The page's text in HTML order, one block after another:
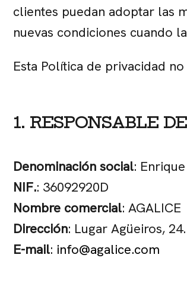
clientes puedan adoptar las
nuevas condiciones cuando
Esta Política de privacidad
1. RESPONSABLE
Denominación social:
NIF.: 36092920D
Nombre comercial: AGALICE
Dirección: Lugar Agüeiros,
E-mail: info@agalice.com